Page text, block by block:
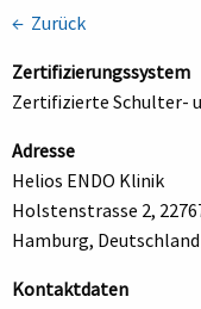
← Zurück
Zertifizierungssystem
Zertifizierte Schulter-
Adresse
Helios ENDO Klinik
Holstenstrasse 2,
Hamburg, Deutschland
Kontaktdaten